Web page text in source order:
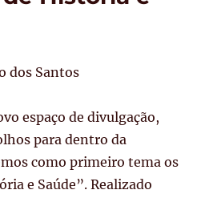
dos Santos
espaço de divulgação,
para dentro da
como primeiro tema os
e Saúde”. Realizado